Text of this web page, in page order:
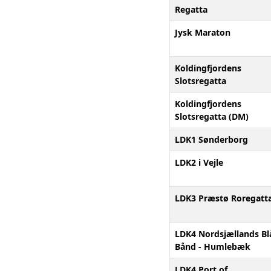
Regatta
Jysk Maraton
Koldingfjordens
Slotsregatta
Koldingfjordens
Slotsregatta (DM)
LDK1 Sønderborg
LDK2 i Vejle
LDK3 Præstø
LDK4 Nordsjællands
Bånd - Humlebæk